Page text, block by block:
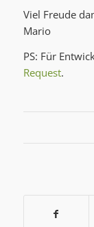
Viel Freude
Mario
PS: Für
Request.